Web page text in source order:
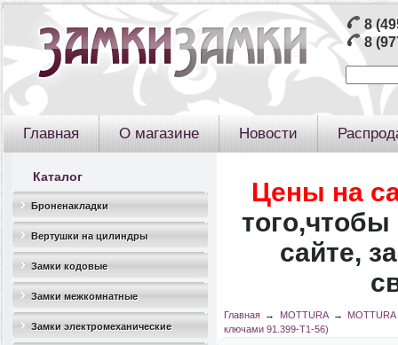
8
8
Главная О магазине Новости
Каталог
Броненакладки
Вертушки на цилиндры
Замки кодовые
Замки межкомнатные
Замки электромеханические
Цены на
того,чтобы
сайте,
Главная→ MOTTURA→
ключами 91.399-T1-56)